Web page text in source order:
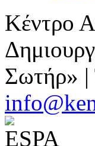
Κέντρο
Σωτήρ»